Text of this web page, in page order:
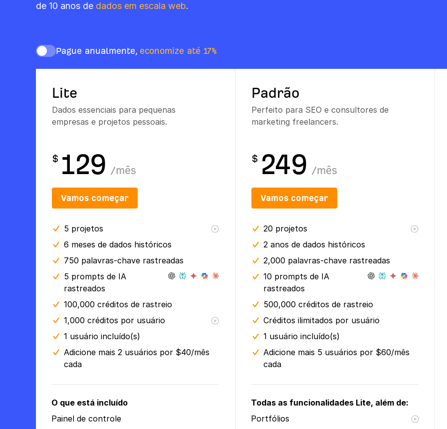
de 10 anos de dados em escala web.
Pague anualmente, economize até 17%
Lite
Dados essenciais para pequenas
empresas e projetos pessoais.
Padrão
Perfeito para SEO e consultores de
marketing freelancers.
$ 129 /mês
$ 249 /mês
Vamos começar Vamos começar
5 projetos
6 meses de dados históricos
750 palavras-chave rastreadas
5 prompts de IA
rastreados
100,000 créditos de rastreio
1,000 créditos por usuário
1 usuário incluído(s)
Adicione mais 2 usuários por $40/mês
cada
20 projetos
2 anos de dados históricos
2,000 palavras-chave rastreadas
10 prompts de IA
rastreados
500,000 créditos de rastreio
Créditos ilimitados por usuário
1 usuário incluído(s)
Adicione mais 5 usuários por $60/mês
cada
O que está incluído
Painel de controle
Todas as funcionalidades Lite, além de:
Portfólios